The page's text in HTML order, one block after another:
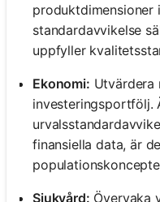
produktdimensioner
standardavvikelse
uppfyller
Ekonomi: Utvärdera
investeringsportfölj.
finansiella data, är
Sjukvård: Övervaka